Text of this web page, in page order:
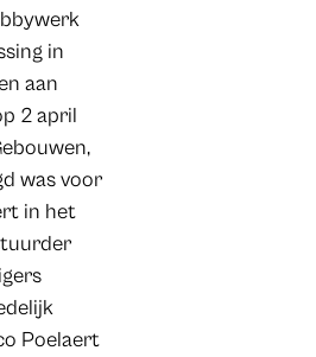
in
aan
2 april
was voor
in het
Poelaert